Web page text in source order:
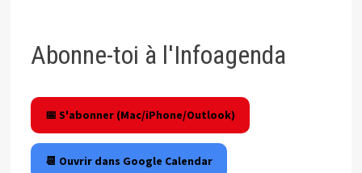
Abonne-toi à l'Infoagenda
📅 S'abonner (Mac/iPhone/Outlook)
📆 Ouvrir dans Google Calendar